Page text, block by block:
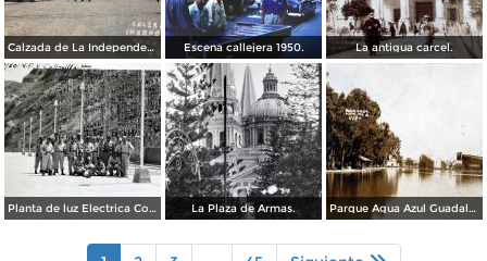
Calzada de La Independencia Guadalajara, Jalisco. ( Circulada el 10 de Febrero de 1931 ). Escena callejera 1950. La antigua carcel.
Planta de luz Electrica Colimilla. ( Fechada el 1 de Octubre de 1950 ). La Plaza de Armas. Parque Agua Azul Guadalajara, Jalisco.